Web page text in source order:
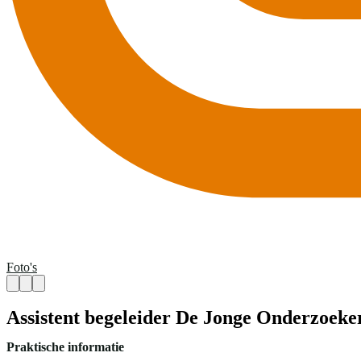
Foto's
Assistent begeleider De Jonge
Praktische informatie